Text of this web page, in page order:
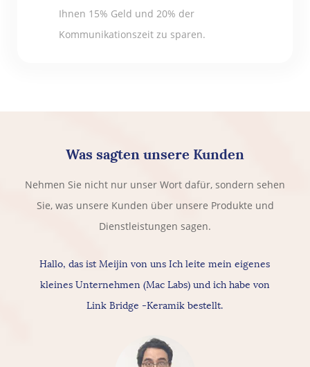
Ihnen 15% Geld und 20% der
Kommunikationszeit zu sparen.
Was sagten unsere Kunden
Nehmen Sie nicht nur unser Wort dafür, sondern sehen
Sie, was unsere Kunden über unsere Produkte und
Dienstleistungen sagen.
Hallo, das ist Meijin von uns Ich leite mein eigenes
kleines Unternehmen (Mac Labs) und ich habe von
Link Bridge -Keramik bestellt.